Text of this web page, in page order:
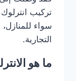
تركيب
سواء
التجارية.
ما هو